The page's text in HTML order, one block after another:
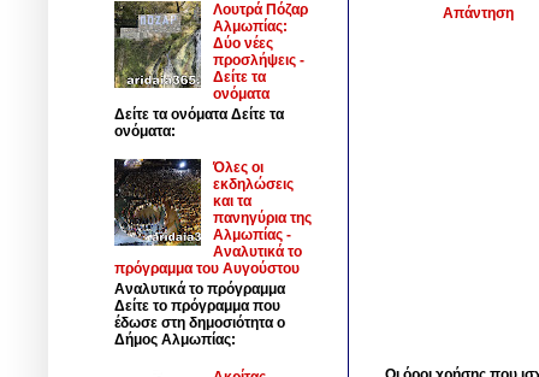
Απάντηση
Λουτρά Πόζαρ
Αλμωπίας:
Δύο νέες
προσλήψεις -
Δείτε τα
ονόματα
Δείτε τα ονόματα Δείτε τα
ονόματα:
Όλες οι
εκδηλώσεις
και τα
πανηγύρια της
Αλμωπίας -
Αναλυτικά το
πρόγραμμα του Αυγούστου
Αναλυτικά το πρόγραμμα
Δείτε το πρόγραμμα που
έδωσε στη δημοσιότητα ο
Δήμος Αλμωπίας: